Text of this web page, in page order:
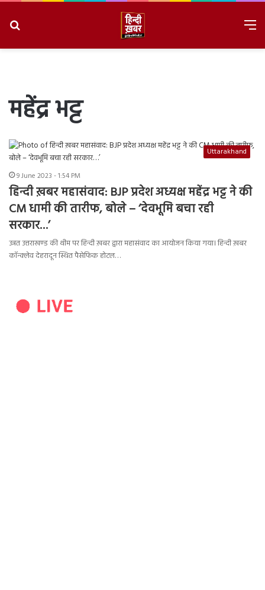
महेंद्र भट्ट
Uttarakhand
9 June 2023 - 1:54 PM
हिन्दी ख़बर महासंवाद: BJP प्रदेश अध्यक्ष महेंद्र भट्ट ने की
CM धामी की तारीफ, बोले – ‘देवभूमि बचा रही
सरकार…’
उन्नत उत्तराखण्ड की थीम पर हिन्दी ख़बर द्वारा महासंवाद का आयोजन किया गया। हिन्दी ख़बर
कॉन्क्लेव देहरादून स्थित पैसेफिक होटल…